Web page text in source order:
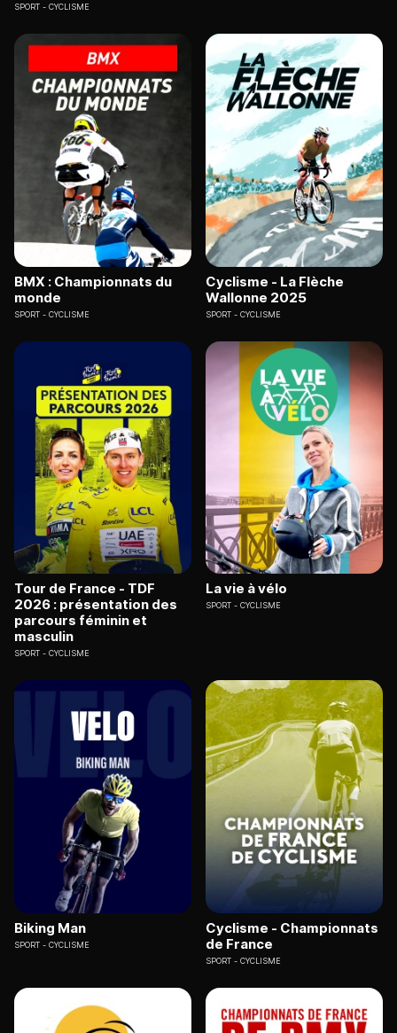
SPORT CYCLISME
BMX : Championnats du
monde
SPORT CYCLISME
Cyclisme - La Flèche
Wallonne 2025
SPORT CYCLISME
Tour de France - TDF
2026 : présentation des
parcours féminin et
masculin
SPORT CYCLISME
La vie à vélo
SPORT CYCLISME
Biking Man
SPORT CYCLISME
Cyclisme - Championnats
de France
SPORT CYCLISME